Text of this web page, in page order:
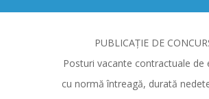
PUBLICAȚIE DE
Posturi vacante contractuale de
cu normă întreagă, durată